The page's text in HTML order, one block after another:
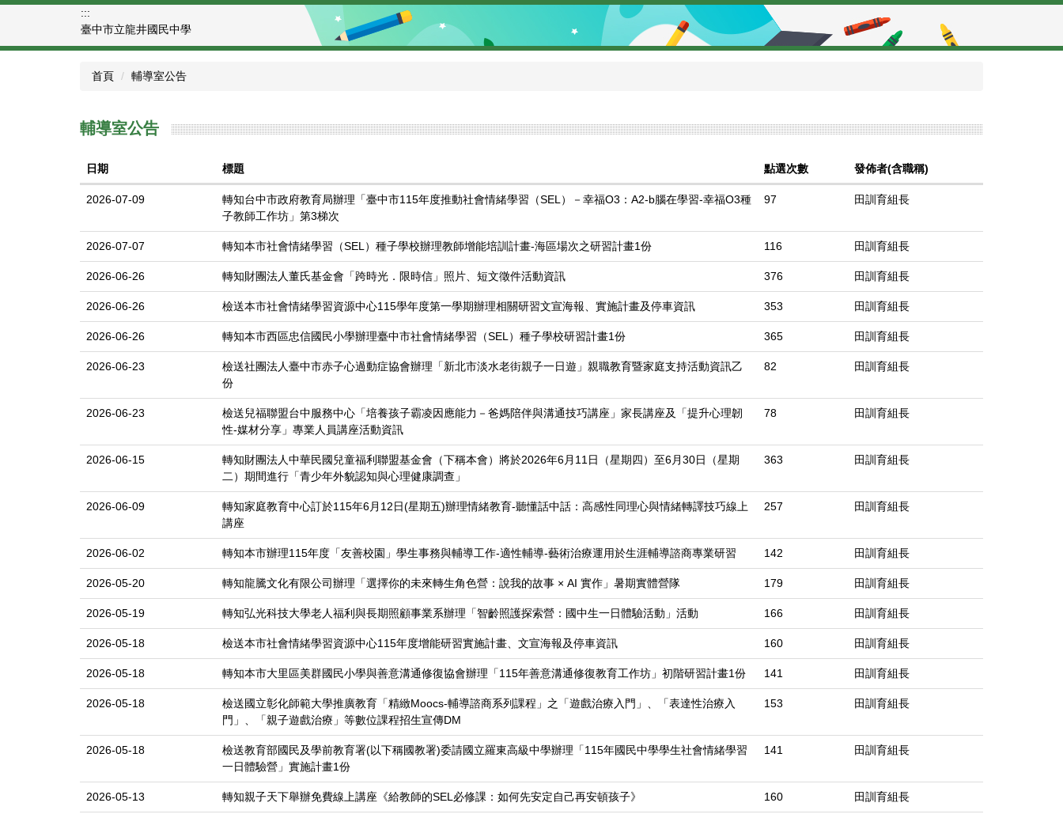
主
:::
臺中市立龍井國民中學
首頁 輔導室公告
輔導室公告
日期 標題 點選次數 發佈者(含職稱)
2026-07-09
轉知台中市政府教育局辦理「臺中市115年度推動社會情緒學習（SEL）－幸福O3：A2-b腦在學習-幸福O3種
子教師工作坊」第3梯次
97 田訓育組長
2026-07-07 轉知本市社會情緒學習（SEL）種子學校辦理教師增能培訓計畫-海區場次之研習計畫1份 116 田訓育組長
2026-06-26 轉知財團法人董氏基金會「跨時光．限時信」照片、短文徵件活動資訊 376 田訓育組長
2026-06-26 檢送本市社會情緒學習資源中心115學年度第一學期辦理相關研習文宣海報、實施計畫及停車資訊 353 田訓育組長
2026-06-26 轉知本市西區忠信國民小學辦理臺中市社會情緒學習（SEL）種子學校研習計畫1份 365 田訓育組長
2026-06-23
檢送社團法人臺中市赤子心過動症協會辦理「新北市淡水老街親子一日遊」親職教育暨家庭支持活動資訊乙
份
82 田訓育組長
2026-06-23
檢送兒福聯盟台中服務中心「培養孩子霸凌因應能力－爸媽陪伴與溝通技巧講座」家長講座及「提升心理韌
性-媒材分享」專業人員講座活動資訊
78 田訓育組長
2026-06-15
轉知財團法人中華民國兒童福利聯盟基金會（下稱本會）將於2026年6月11日（星期四）至6月30日（星期
二）期間進行「青少年外貌認知與心理健康調查」
363 田訓育組長
2026-06-09
轉知家庭教育中心訂於115年6月12日(星期五)辦理情緒教育-聽懂話中話：高感性同理心與情緒轉譯技巧線上
講座
257 田訓育組長
2026-06-02 轉知本市辦理115年度「友善校園」學生事務與輔導工作-適性輔導-藝術治療運用於生涯輔導諮商專業研習 142 田訓育組長
2026-05-20 轉知龍騰文化有限公司辦理「選擇你的未來轉生角色營：說我的故事 × AI 實作」暑期實體營隊 179 田訓育組長
2026-05-19 轉知弘光科技大學老人福利與長期照顧事業系辦理「智齡照護探索營：國中生一日體驗活動」活動 166 田訓育組長
2026-05-18 檢送本市社會情緒學習資源中心115年度增能研習實施計畫、文宣海報及停車資訊 160 田訓育組長
2026-05-18 轉知本市大里區美群國民小學與善意溝通修復協會辦理「115年善意溝通修復教育工作坊」初階研習計畫1份 141 田訓育組長
2026-05-18
檢送國立彰化師範大學推廣教育「精緻Moocs-輔導諮商系列課程」之「遊戲治療入門」、「表達性治療入
門」、「親子遊戲治療」等數位課程招生宣傳DM
153 田訓育組長
2026-05-18
檢送教育部國民及學前教育署(以下稱國教署)委請國立羅東高級中學辦理「115年國民中學學生社會情緒學習
一日體驗營」實施計畫1份
141 田訓育組長
2026-05-13 轉知親子天下舉辦免費線上講座《給教師的SEL必修課：如何先安定自己再安頓孩子》 160 田訓育組長